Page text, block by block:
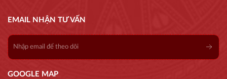
EMAIL NHẬN TƯ VẤN
GOOGLE MAP